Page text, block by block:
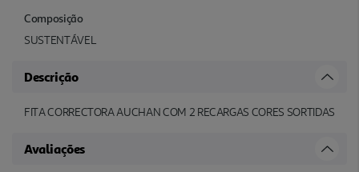
Composição
SUSTENTÁVEL
Descrição
FITA CORRECTORA AUCHAN COM 2 RECARGAS CORES SORTIDAS
Avaliações